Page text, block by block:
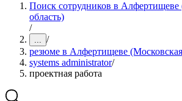
Поиск сотрудников в Алфертищеве
область)
/
... /
резюме в Алфертищеве (Московская
systems administrator/
проектная работа